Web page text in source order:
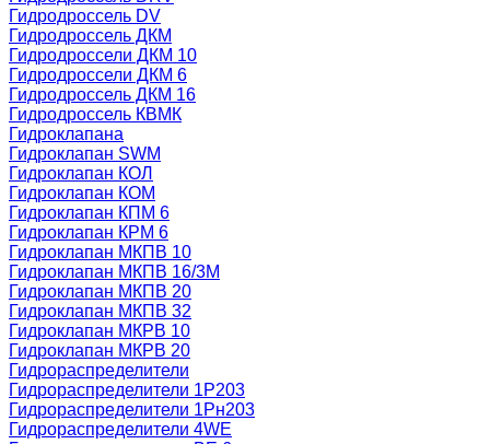
Гидродроссель DV
Гидродроссель ДКМ
Гидродроссели ДКМ 10
Гидродроссели ДКМ 6
Гидродроссель ДКМ 16
Гидродроссель КВМК
Гидроклапана
Гидроклапан SWM
Гидроклапан КОЛ
Гидроклапан КОМ
Гидроклапан КПМ 6
Гидроклапан КРМ 6
Гидроклапан МКПВ 10
Гидроклапан МКПВ 16/3М
Гидроклапан МКПВ 20
Гидроклапан МКПВ 32
Гидроклапан МКРВ 10
Гидроклапан МКРВ 20
Гидрораспределители
Гидрораспределители 1Р203
Гидрораспределители 1Рн203
Гидрораспределители 4WE